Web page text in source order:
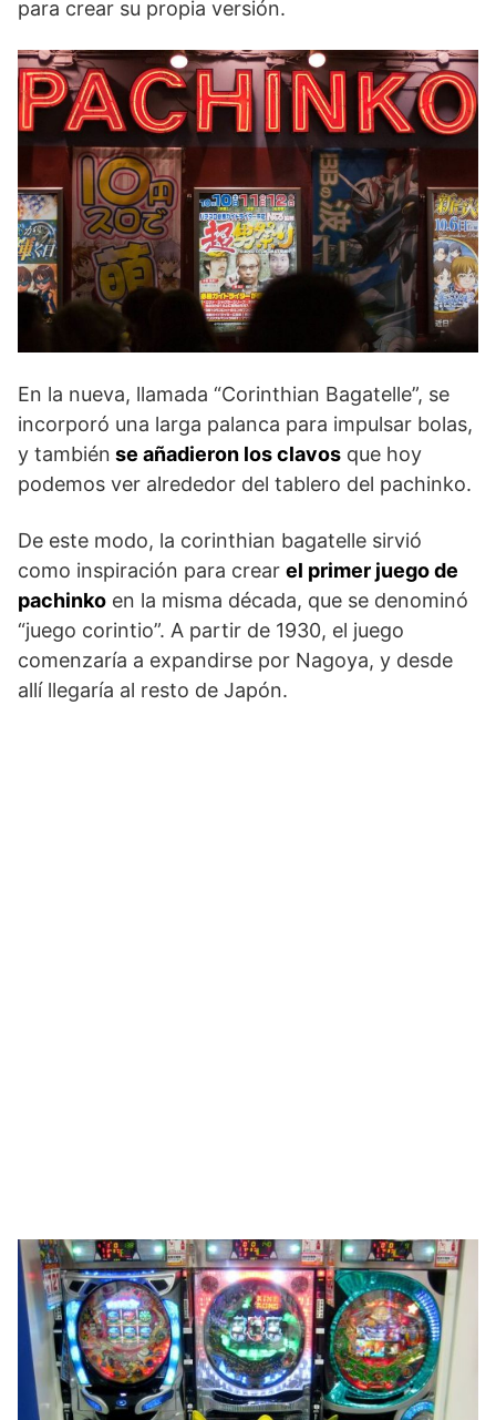
para crear su propia versión.
En la nueva, llamada “Corinthian Bagatelle”, se
incorporó una larga palanca para impulsar bolas,
y también se añadieron los clavos que hoy
podemos ver alrededor del tablero del pachinko.
De este modo, la corinthian bagatelle sirvió
como inspiración para crear el primer juego de
pachinko en la misma década, que se denominó
“juego corintio”. A partir de 1930, el juego
comenzaría a expandirse por Nagoya, y desde
allí llegaría al resto de Japón.